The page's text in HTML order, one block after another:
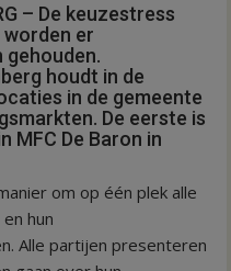
– De keuzestress
worden er
gehouden.
houdt in de
in de gemeente
De eerste is
MFC De Baron in
om op één plek alle
hun
Alle partijen presenteren